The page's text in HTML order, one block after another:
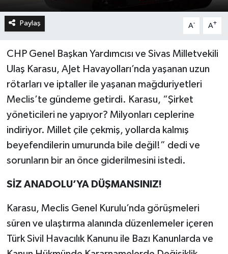
Paylaş A- A+
CHP Genel Başkan Yardımcısı ve Sivas Milletvekili
Ulaş Karasu, AJet Havayolları’nda yaşanan uzun
rötarları ve iptaller ile yaşanan mağduriyetleri
Meclis’te gündeme getirdi. Karasu, “Şirket
yöneticileri ne yapıyor? Milyonları ceplerine
indiriyor. Millet çile çekmiş, yollarda kalmış
beyefendilerin umurunda bile değil!” dedi ve
sorunların bir an önce giderilmesini istedi.
SİZ ANADOLU’YA DÜŞMANSINIZ!
Karasu, Meclis Genel Kurulu’nda görüşmeleri
süren ve ulaştırma alanında düzenlemeler içeren
Türk Sivil Havacılık Kanunu ile Bazı Kanunlarda ve